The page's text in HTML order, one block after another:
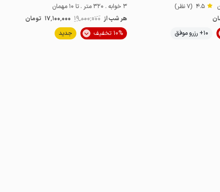
ضدعفونی‌شده پت‌نواز
4.5 (7 نظر)
10+ رزرو موفق خوش منظره
3 خوابه . 320 متر . تا 10 مهمان
هر شب از 19٬000٬000 17٬100٬000 تومان
10% تخفیف
جدید